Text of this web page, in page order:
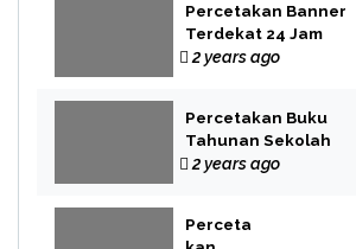
Percetakan Banner
Terdekat 24 Jam
2 years ago
Percetakan Buku
Tahunan Sekolah
2 years ago
Perceta